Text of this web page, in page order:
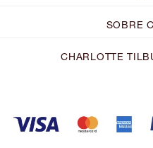
SOBRE
CHARLOTTE